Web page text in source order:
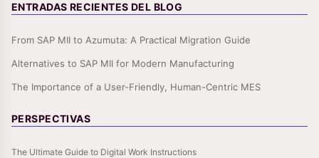
ENTRADAS RECIENTES DEL BLOG
From SAP MII to Azumuta: A Practical Migration Guide
Alternatives to SAP MII for Modern Manufacturing
The Importance of a User-Friendly, Human-Centric MES
PERSPECTIVAS
The Ultimate Guide to Digital Work Instructions